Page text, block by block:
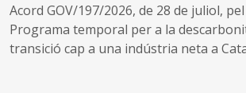
Acord GOV/197/2026, de 28 de juliol,
Programa temporal per a la
transició cap a una indústria neta a